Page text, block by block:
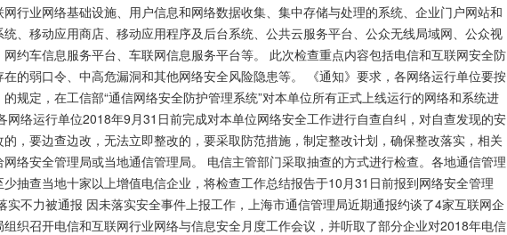
行业网络基础设施、用户信息和网络数据收集、集中存储与处理的系统、企业门户网站和
、移动应用商店、移动应用程序及后台系统、公共云服务平台、公众无线局域网、公众视
约车信息服务平台、车联网信息服务平台等。 此次检查重点内容包括电信和互联网安全防
的弱口令、中高危漏洞和其他网络安全风险隐患等。 《通知》要求，各网络运行单位要按
规定，在工信部“通信网络安全防护管理系统”对本单位所有正式上线运行的网络和系统进
网络运行单位2018年9月31日前完成对本单位网络安全工作进行自查自纠，对自查发现的安
，要边查边改，无法立即整改的，要采取防范措施，制定整改计划，确保整改落实，相关
络安全管理局或当地通信管理局。 电信主管部门采取抽查的方式进行检查。各地通信管理
抽查当地十家以上增值电信企业，将检查工作总结报告于10月31日前报到网络安全管理
实不力被通报 因未落实安全事件上报工作，上海市通信管理局近期通报约谈了4家互联网企
织召开电信和互联网行业网络与信息安全月度工作会议，并听取了部分企业对2018年电信